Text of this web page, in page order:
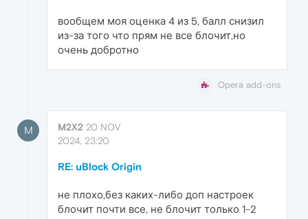
вообщем моя оценка 4 из 5, балл снизил
из-за того что прям не все блочит,но
очень добротно
Opera add-ons
M M2X2 20 NOV
2024, 23:20
RE: uBlock Origin
не плохо,без каких-либо доп настроек
блочит почти все, не блочит только 1-2